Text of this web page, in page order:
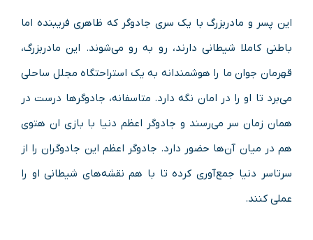
این پسر و مادربزرگ با یک سری جادوگر که ظاهری فریبنده اما
باطنی کاملا شیطانی دارند، رو به‌ رو می‌شوند. این مادربزرگ،
قهرمان جوان ما را هوشمندانه به یک استراحتگاه مجلل ساحلی
می‌برد تا او را در امان نگه دارد. متاسفانه، جادوگرها درست در
همان زمان سر می‌رسند و جادوگر اعظم دنیا با بازی ان هتوی
هم در میان آن‌ها حضور دارد. جادوگر اعظم این جادوگران را از
سرتاسر دنیا جمع‌آوری کرده تا با هم نقشه‌های شیطانی او را
عملی کنند.